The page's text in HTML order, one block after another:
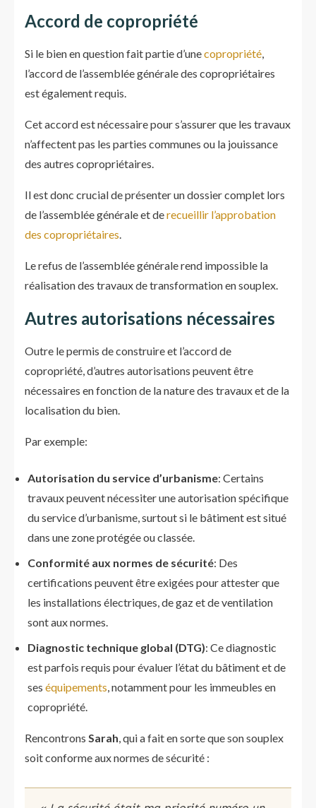
Accord de copropriété
Si le bien en question fait partie d’unecopropriété,
l’accord de l’assemblée générale des copropriétaires
est également requis.
Cet accord est nécessaire pour s’assurer que les travaux
n’affectent pas les parties communes ou la jouissance
des autres copropriétaires.
Il est donc crucial de présenter un dossier complet lors
de l’assemblée générale et derecueillir l’approbation
des copropriétaires.
Le refus de l’assemblée générale rend impossible la
réalisation des travaux de transformation en souplex.
Autres autorisations nécessaires
Outre le permis de construire et l’accord de
copropriété, d’autres autorisations peuvent être
nécessaires en fonction de la nature des travaux et de la
localisation du bien.
Par exemple:
Autorisation du service d’urbanisme: Certains
travaux peuvent nécessiter une autorisation spécifique
du service d’urbanisme, surtout si le bâtiment est situé
dans une zone protégée ou classée.
Conformité aux normes de sécurité: Des
certifications peuvent être exigées pour attester que
les installations électriques, de gaz et de ventilation
sont aux normes.
Diagnostic technique global (DTG): Ce diagnostic
est parfois requis pour évaluer l’état du bâtiment et de
ses équipements, notamment pour les immeubles en
copropriété.
Rencontrons Sarah, qui a fait en sorte que son souplex
soit conforme aux normes de sécurité :